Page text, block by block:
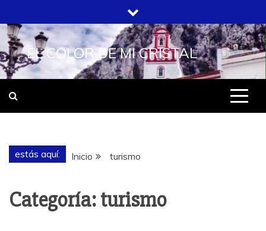
al
contenido
EL COLOR DE MI CRISTAL
estás aquí: Inicio turismo
Categoría:turismo